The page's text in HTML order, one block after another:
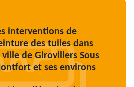
interventions de
des tuiles dans
ville de Girovillers Sous
et ses environs